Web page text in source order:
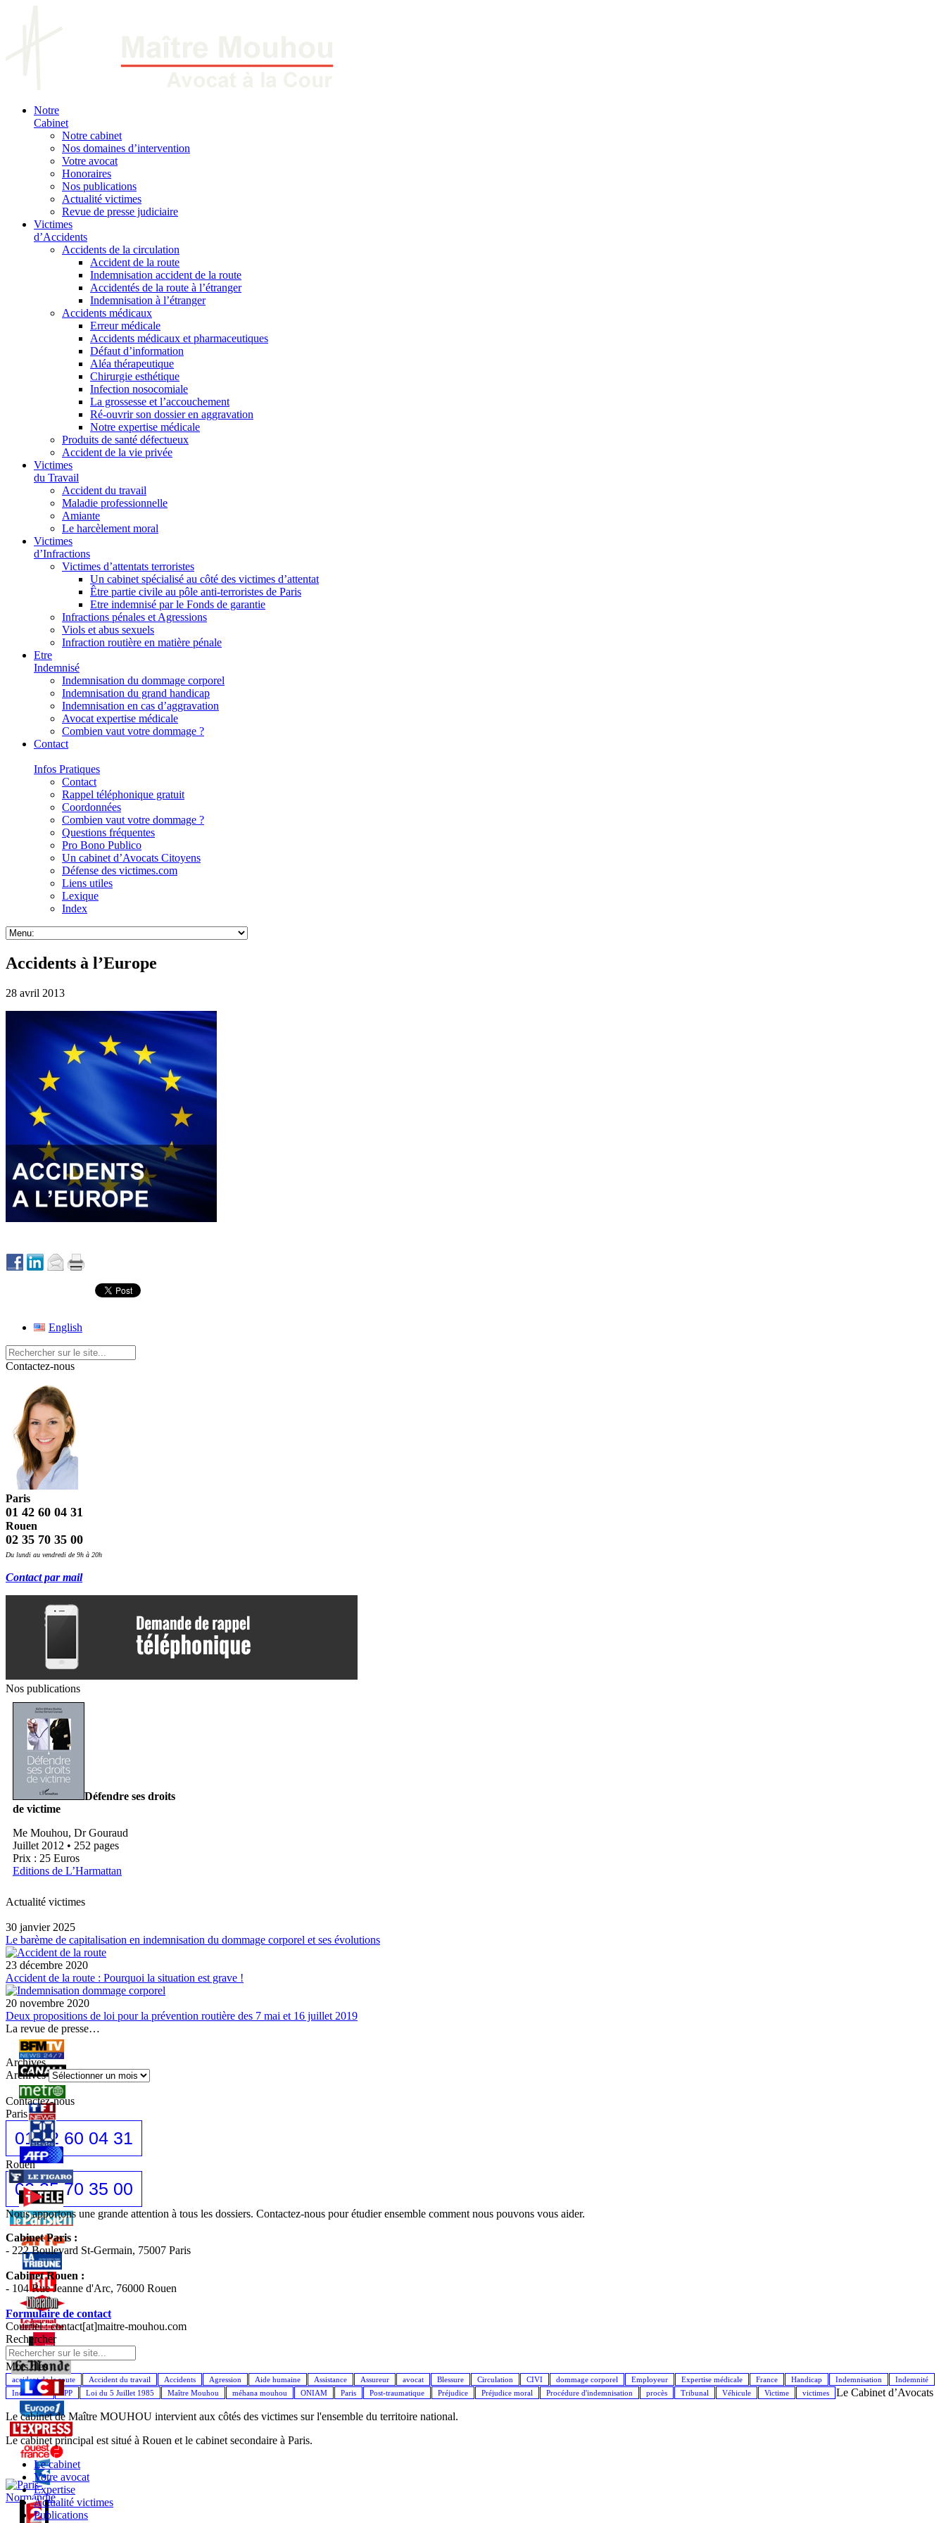
Notre
Cabinet
Notre cabinet
Nos domaines d’intervention
Votre avocat
Honoraires
Nos publications
Actualité victimes
Revue de presse judiciaire
Victimes
d’Accidents
Accidents de la circulation
Accident de la route
Indemnisation accident de la route
Accidentés de la route à l’étranger
Indemnisation à l’étranger
Accidents médicaux
Erreur médicale
Accidents médicaux et pharmaceutiques
Défaut d’information
Aléa thérapeutique
Chirurgie esthétique
Infection nosocomiale
La grossesse et l’accouchement
Ré-ouvrir son dossier en aggravation
Notre expertise médicale
Produits de santé défectueux
Accident de la vie privée
Victimes
du Travail
Accident du travail
Maladie professionnelle
Amiante
Le harcèlement moral
Victimes
d’Infractions
Victimes d’attentats terroristes
Un cabinet spécialisé au côté des victimes d’attentat
Être partie civile au pôle anti-terroristes de Paris
Etre indemnisé par le Fonds de garantie
Infractions pénales et Agressions
Viols et abus sexuels
Infraction routière en matière pénale
Etre
Indemnisé
Indemnisation du dommage corporel
Indemnisation du grand handicap
Indemnisation en cas d’aggravation
Avocat expertise médicale
Combien vaut votre dommage ?
Contact
Infos Pratiques
Contact
Rappel téléphonique gratuit
Coordonnées
Combien vaut votre dommage ?
Questions fréquentes
Pro Bono Publico
Un cabinet d’Avocats Citoyens
Défense des victimes.com
Liens utiles
Lexique
Index
Accidents à l’Europe
28 avril 2013
English
Contactez-nous
Paris
01 42 60 04 31
Rouen
02 35 70 35 00
Du lundi au vendredi de 9h à 20h
Contact par mail
Nos publications
Défendre ses droits
de victime
Me Mouhou, Dr Gouraud
Juillet 2012 • 252 pages
Prix : 25 Euros
Editions de L’Harmattan
Actualité victimes
30 janvier 2025
Le barème de capitalisation en indemnisation du dommage corporel et ses évolutions
23 décembre 2020
Accident de la route : Pourquoi la situation est grave !
20 novembre 2020
Deux propositions de loi pour la prévention routière des 7 mai et 16 juillet 2019
La revue de presse…
Archives
Archives
Contactez-nous
Paris
01 42 60 04 31
Rouen
02 35 70 35 00
Nous apportons une grande attention à tous les dossiers. Contactez-nous pour étudier ensemble comment nous pouvons vous aider.
Cabinet Paris :
- 222 Boulevard St-Germain, 75007 Paris
Cabinet Rouen :
- 104 Rue Jeanne d'Arc, 76000 Rouen
Formulaire de contact
Courriel : contact[at]maitre-mouhou.com
Rechercher
Mots cles
accident de la route Accident du travail Accidents Agression Aide humaine Assistance Assureur avocat Blessure Circulation CIVI dommage corporel Employeur Expertise médicale France Handicap Indemnisation
Indemnité
Indemnités
IPP Loi du 5 Juillet 1985 Maître Mouhou méhana mouhou ONIAM Paris Post-traumatique Préjudice Préjudice moral Procédure d'indemnisation procès Tribunal Véhicule Victime victimes
Le Cabinet d’Avocats
Le cabinet de Maître MOUHOU intervient aux côtés des victimes sur l'ensemble du territoire national.
Le cabinet principal est situé à Rouen et le cabinet secondaire à Paris.
Le cabinet
Votre avocat
Expertise
Actualité victimes
Publications